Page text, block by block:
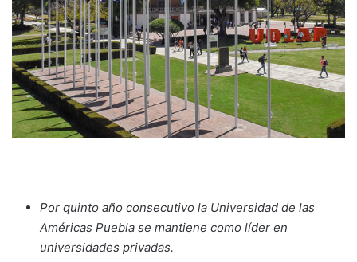
Por quinto año consecutivo la Universidad de las
Américas Puebla se mantiene como líder en
universidades privadas.